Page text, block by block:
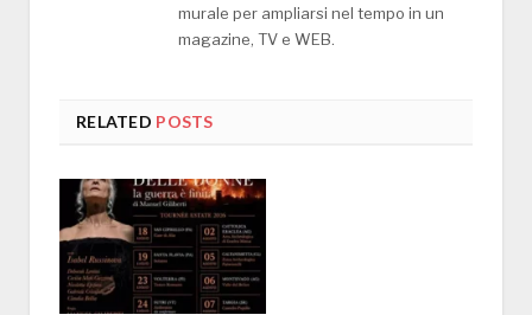
murale per ampliarsi nel tempo in un
magazine, TV e WEB.
RELATED POSTS